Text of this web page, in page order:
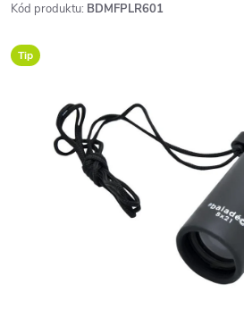
Kód produktu: BDMFPLR601
Tip